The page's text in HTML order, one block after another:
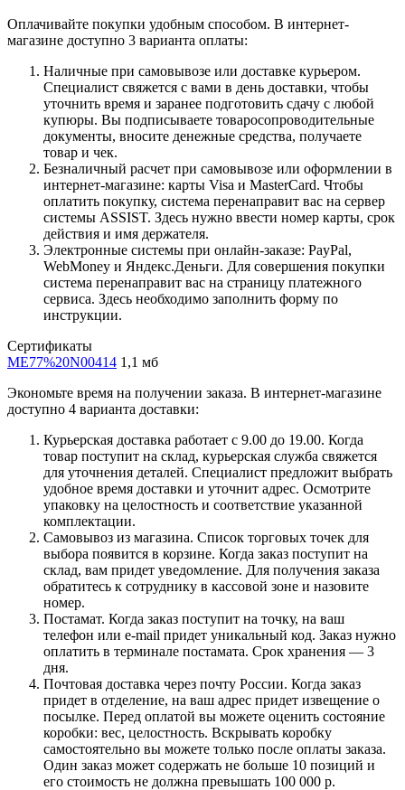
Оплачивайте покупки удобным способом. В интернет-
магазине доступно 3 варианта оплаты:
Наличные при самовывозе или доставке курьером.
Специалист свяжется с вами в день доставки, чтобы
уточнить время и заранее подготовить сдачу с любой
купюры. Вы подписываете товаросопроводительные
документы, вносите денежные средства, получаете
товар и чек.
Безналичный расчет при самовывозе или оформлении в
интернет-магазине: карты Visa и MasterCard. Чтобы
оплатить покупку, система перенаправит вас на сервер
системы ASSIST. Здесь нужно ввести номер карты, срок
действия и имя держателя.
Электронные системы при онлайн-заказе: PayPal,
WebMoney и Яндекс.Деньги. Для совершения покупки
система перенаправит вас на страницу платежного
сервиса. Здесь необходимо заполнить форму по
инструкции.
Сертификаты
ME77%20N00414 1,1 мб
Экономьте время на получении заказа. В интернет-магазине
доступно 4 варианта доставки:
Курьерская доставка работает с 9.00 до 19.00. Когда
товар поступит на склад, курьерская служба свяжется
для уточнения деталей. Специалист предложит выбрать
удобное время доставки и уточнит адрес. Осмотрите
упаковку на целостность и соответствие указанной
комплектации.
Самовывоз из магазина. Список торговых точек для
выбора появится в корзине. Когда заказ поступит на
склад, вам придет уведомление. Для получения заказа
обратитесь к сотруднику в кассовой зоне и назовите
номер.
Постамат. Когда заказ поступит на точку, на ваш
телефон или e-mail придет уникальный код. Заказ нужно
оплатить в терминале постамата. Срок хранения — 3
дня.
Почтовая доставка через почту России. Когда заказ
придет в отделение, на ваш адрес придет извещение о
посылке. Перед оплатой вы можете оценить состояние
коробки: вес, целостность. Вскрывать коробку
самостоятельно вы можете только после оплаты заказа.
Один заказ может содержать не больше 10 позиций и
его стоимость не должна превышать 100 000 р.